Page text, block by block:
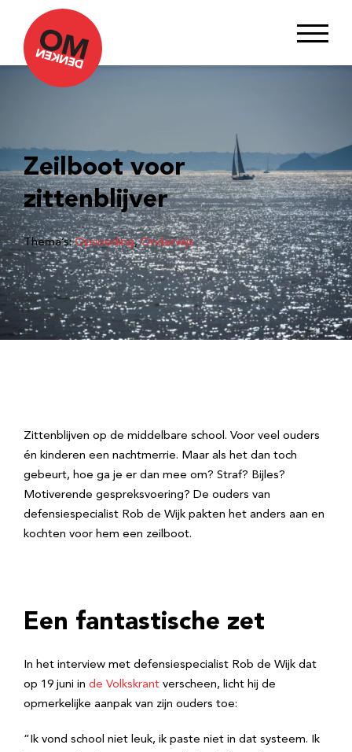
Zeilboot voor
zittenblijver
Thema’s:Opvoeding, Onderwijs
Zittenblijven op de middelbare school. Voor veel ouders
én kinderen een nachtmerrie. Maar als het dan toch
gebeurt, hoe ga je er dan mee om? Straf? Bijles?
Motiverende gespreksvoering? De ouders van
defensiespecialist Rob de Wijk pakten het anders aan en
kochten voor hem een zeilboot.
Een fantastische zet
In het interview met defensiespecialist Rob de Wijk dat
op 19 juni in de Volkskrant verscheen, licht hij de
opmerkelijke aanpak van zijn ouders toe:
“Ik vond school niet leuk, ik paste niet in dat systeem. Ik